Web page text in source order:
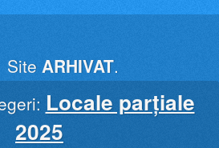
Site ARHIVAT.
Locale parțiale
2025